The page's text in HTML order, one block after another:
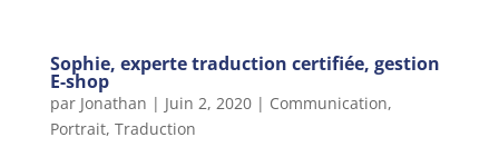
Sophie, experte traduction certifiée, gestion
E-shop
par Jonathan | Juin 2, 2020| Communication,
Portrait, Traduction